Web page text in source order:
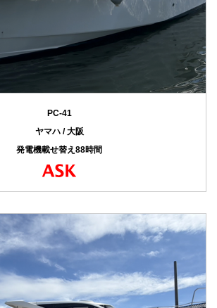
PC-41
ヤマハ / 大阪
発電機載せ替え88時間